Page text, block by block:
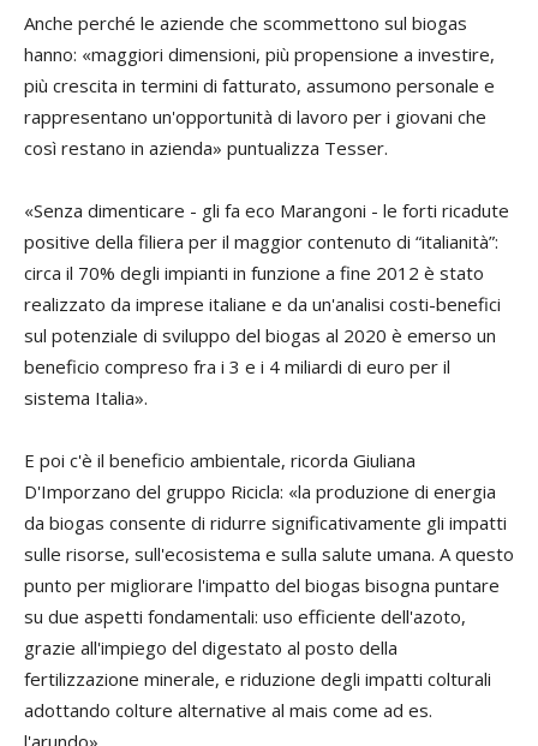
Anche perché le aziende che scommettono sul biogas
hanno: «maggiori dimensioni, più propensione a investire,
più crescita in termini di fatturato, assumono personale e
rappresentano un'opportunità di lavoro per i giovani che
così restano in azienda» puntualizza Tesser.
«Senza dimenticare - gli fa eco Marangoni - le forti ricadute
positive della filiera per il maggior contenuto di “italianità”:
circa il 70% degli impianti in funzione a fine 2012 è stato
realizzato da imprese italiane e da un'analisi costi-benefici
sul potenziale di sviluppo del biogas al 2020 è emerso un
beneficio compreso fra i 3 e i 4 miliardi di euro per il
sistema Italia».
E poi c'è il beneficio ambientale, ricorda Giuliana
D'Imporzano del gruppo Ricicla: «la produzione di energia
da biogas consente di ridurre significativamente gli impatti
sulle risorse, sull'ecosistema e sulla salute umana. A questo
punto per migliorare l'impatto del biogas bisogna puntare
su due aspetti fondamentali: uso efficiente dell'azoto,
grazie all'impiego del digestato al posto della
fertilizzazione minerale, e riduzione degli impatti colturali
adottando colture alternative al mais come ad es.
l'arundo».